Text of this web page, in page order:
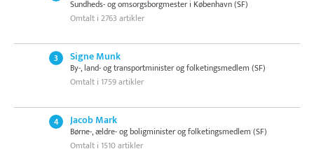
Sundheds- og omsorgsborgmester i København (SF)
Omtalt i 2763 artikler
3 Signe Munk
By-, land- og transportminister og folketingsmedlem (SF)
Omtalt i 1759 artikler
4 Jacob Mark
Børne-, ældre- og boligminister og folketingsmedlem (SF)
Omtalt i 1510 artikler